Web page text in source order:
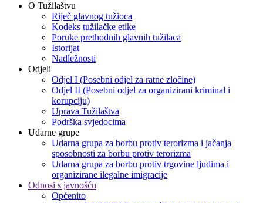
O Tužilaštvu
Riječ glavnog tužioca
Kodeks tužilačke etike
Poruke prethodnih glavnih tužilaca
Istorijat
Nadležnosti
Odjeli
Odjel I (Posebni odjel za ratne zločine)
Odjel II (Posebni odjel za organizirani kriminal i
korupciju)
Uprava Tužilaštva
Podrška svjedocima
Udarne grupe
Udarna grupa za borbu protiv terorizma i jačanja
sposobnosti za borbu protiv terorizma
Udarna grupa za borbu protiv trgovine ljudima i
organizirane ilegalne imigracije
Odnosi s javnošću
Općenito